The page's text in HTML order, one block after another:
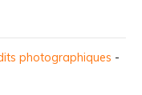
photographiques -